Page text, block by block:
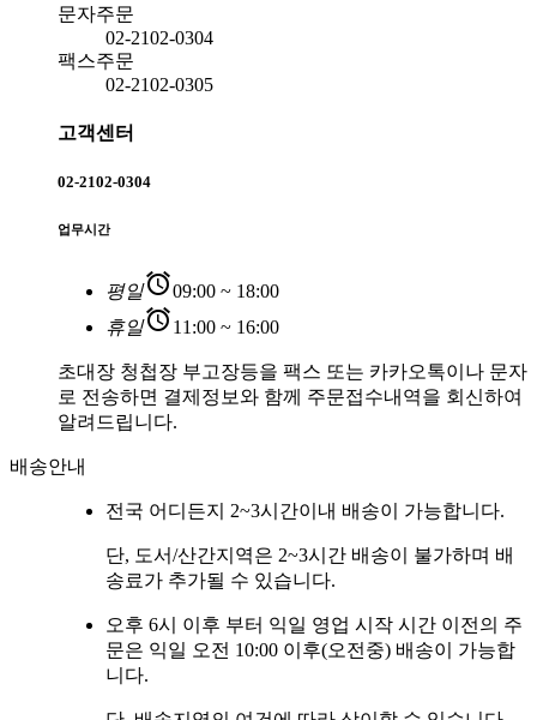
문자주문
02-2102-0304
팩스주문
02-2102-0305
고객센터
02-2102-0304
업무시간
평일alarm09:00 ~ 18:00
휴일alarm11:00 ~ 16:00
초대장 청첩장 부고장등을 팩스 또는 카카오톡이나 문자
로 전송하면 결제정보와 함께 주문접수내역을 회신하여
알려드립니다.
배송안내
전국 어디든지 2~3시간이내 배송이 가능합니다.
단, 도서/산간지역은 2~3시간 배송이 불가하며 배
송료가 추가될 수 있습니다.
오후 6시 이후 부터 익일 영업 시작 시간 이전의 주
문은 익일 오전 10:00 이후(오전중) 배송이 가능합
니다.